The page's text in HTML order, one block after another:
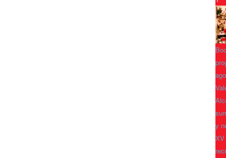
y